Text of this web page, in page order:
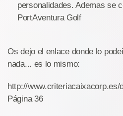
personalidades. Ademas se
PortAventura Golf
Os dejo el enlace donde lo
nada... es lo mismo:
http://
Página 36